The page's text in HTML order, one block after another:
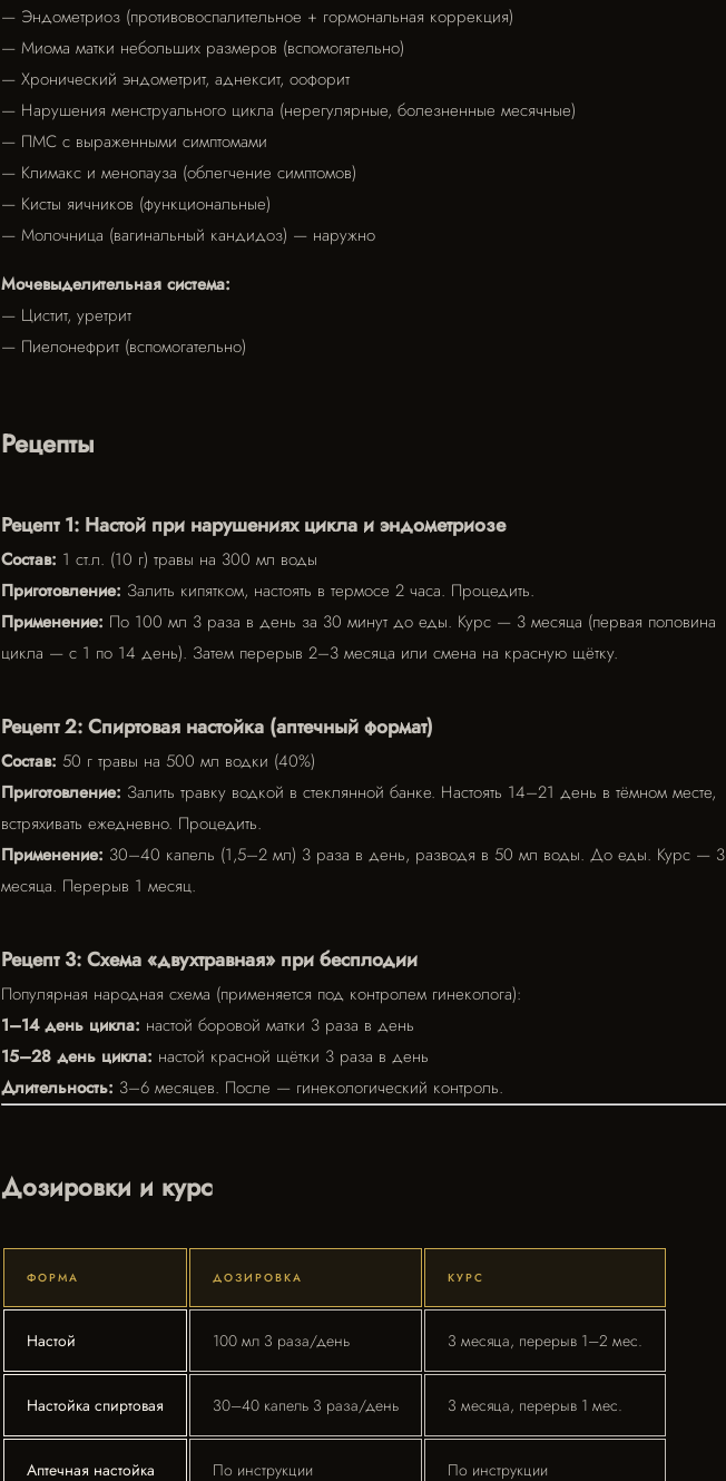
— Эндометриоз (противовоспалительное + гормональная коррекция)
— Миома матки небольших размеров (вспомогательно)
— Хронический эндометрит, аднексит, оофорит
— Нарушения менструального цикла (нерегулярные, болезненные месячные)
— ПМС с выраженными симптомами
— Климакс и менопауза (облегчение симптомов)
— Кисты яичников (функциональные)
— Молочница (вагинальный кандидоз) — наружно
Мочевыделительная система:
— Цистит, уретрит
— Пиелонефрит (вспомогательно)
Рецепты
Рецепт 1: Настой при нарушениях цикла и эндометриозе
Состав: 1 ст.л. (10 г) травы на 300 мл воды
Приготовление: Залить кипятком, настоять в термосе 2 часа. Процедить.
Применение: По 100 мл 3 раза в день за 30 минут до еды. Курс — 3 месяца (первая половина
цикла — с 1 по 14 день). Затем перерыв 2–3 месяца или смена на красную щётку.
Рецепт 2: Спиртовая настойка (аптечный формат)
Состав: 50 г травы на 500 мл водки (40%)
Приготовление: Залить травку водкой в стеклянной банке. Настоять 14–21 день в тёмном месте,
встряхивать ежедневно. Процедить.
Применение: 30–40 капель (1,5–2 мл) 3 раза в день, разводя в 50 мл воды. До еды. Курс — 3
месяца. Перерыв 1 месяц.
Рецепт 3: Схема «двухтравная» при бесплодии
Популярная народная схема (применяется под контролем гинеколога):
1–14 день цикла: настой боровой матки 3 раза в день
15–28 день цикла: настой красной щётки 3 раза в день
Длительность: 3–6 месяцев. После — гинекологический контроль.
Дозировки и курс
ФОРМА ДОЗИРОВКА КУРС
Настой 100 мл 3 раза/день 3 месяца, перерыв 1–2 мес.
Настойка спиртовая 30–40 капель 3 раза/день 3 месяца, перерыв 1 мес.
Аптечная настойка По инструкции По инструкции